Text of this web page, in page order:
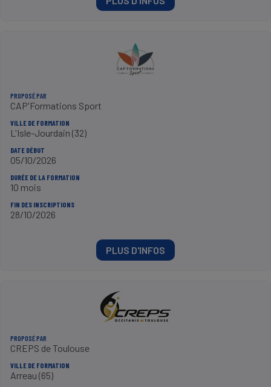
PROPOSÉ PAR
CAP'Formations Sport
VILLE DE FORMATION
L'Isle-Jourdain (32)
DATE DÉBUT
05/10/2026
DURÉE DE LA FORMATION
10 mois
FIN DES INSCRIPTIONS
28/10/2026
PLUS D'INFOS
PROPOSÉ PAR
CREPS de Toulouse
VILLE DE FORMATION
Arreau (65)